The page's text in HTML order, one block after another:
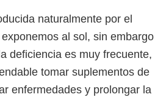
naturalmente por el
al sol, sin embargo
deficiencia es muy frecuente,
tomar suplementos de
enfermedades y prolongar la